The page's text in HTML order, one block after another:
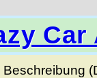
Car
Beschreibung